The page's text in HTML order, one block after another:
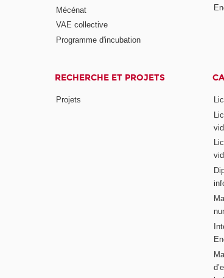
Mécénat
VAE collective
Programme d'incubation
RECHERCHE ET PROJETS
Projets